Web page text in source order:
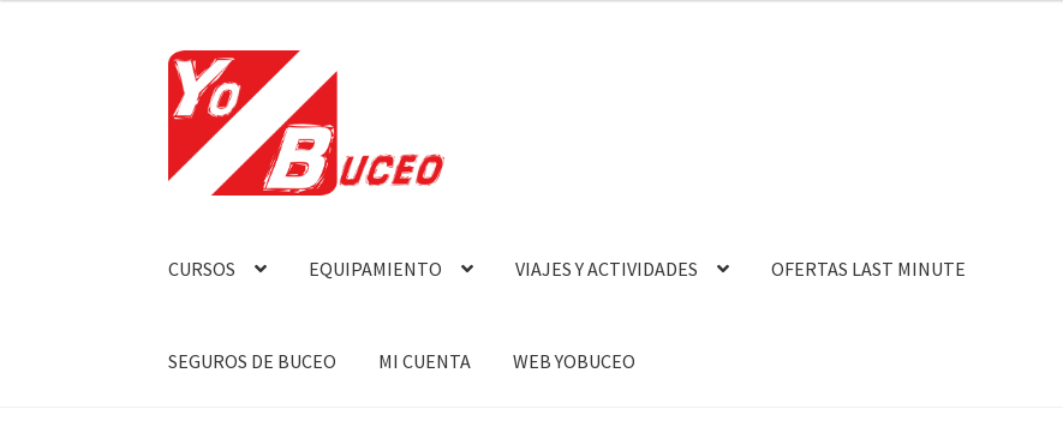
Ir
la
navegación
Ir
al
contenido
CURSOS EQUIPAMIENTO VIAJES Y ACTIVIDADES OFERTAS LAST MINUTE
SEGUROS DE BUCEO MI CUENTA WEB YOBUCEO